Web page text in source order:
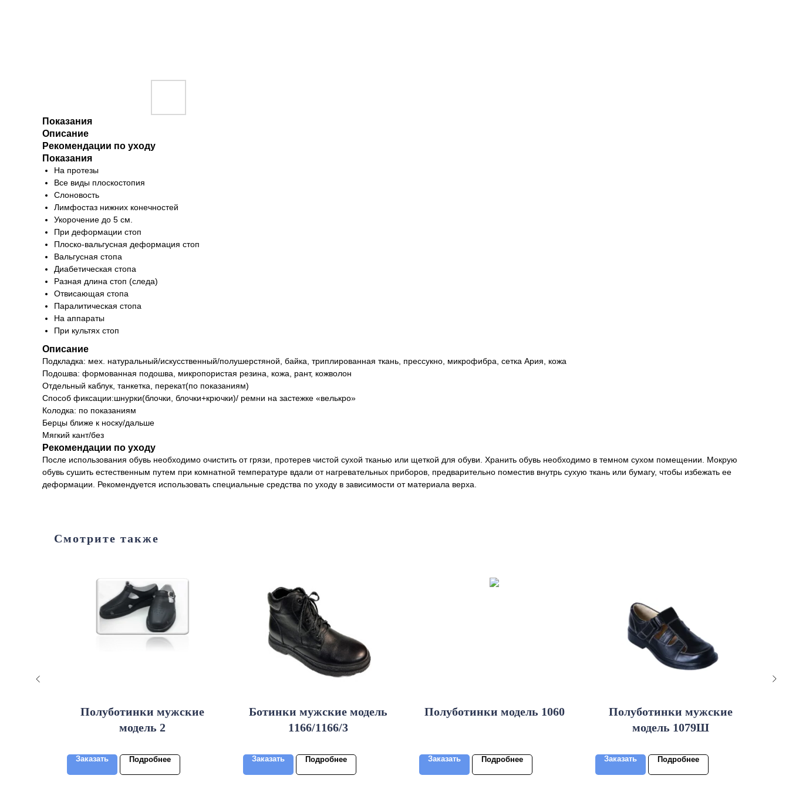
Показания
Описание
Рекомендации по уходу
Показания
На протезы
Все виды плоскостопия
Слоновость
Лимфостаз нижних конечностей
Укорочение до 5 см.
При деформации стоп
Плоско-вальгусная деформация стоп
Вальгусная стопа
Диабетическая стопа
Разная длина стоп (следа)
Отвисающая стопа
Паралитическая стопа
На аппараты
При культях стоп
Описание
Подкладка: мех. натуральный/искусственный/полушерстяной, байка, триплированная ткань, прессукно, микрофибра, сетка Ария, кожа
Подошва: формованная подошва, микропористая резина, кожа, рант, кожволон
Отдельный каблук, танкетка, перекат(по показаниям)
Способ фиксации:шнурки(блочки, блочки+крючки)/ ремни на застежке «велькро»
Колодка: по показаниям
Берцы ближе к носку/дальше
Мягкий кант/без
Рекомендации по уходу
После использования обувь необходимо очистить от грязи, протерев чистой сухой тканью или щеткой для обуви. Хранить обувь необходимо в темном сухом помещении. Мокрую
обувь сушить естественным путем при комнатной температуре вдали от нагревательных приборов, предварительно поместив внутрь сухую ткань или бумагу, чтобы избежать ее
деформации. Рекомендуется использовать специальные средства по уходу в зависимости от материала верха.
Смотрите также
Полуботинки мужские
модель 2
Заказать Подробнее
Ботинки мужские модель
1166/1166/3
Заказать Подробнее
Полуботинки модель 1060
Заказать Подробнее
Полуботинки мужские
модель 1079Ш
Заказать Подробнее